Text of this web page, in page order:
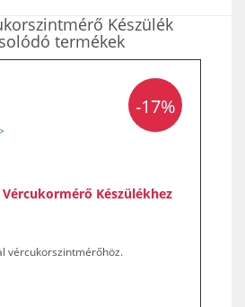
Készülék
termékek
-17%
Készülékhez
vércukorszintmérőhöz.